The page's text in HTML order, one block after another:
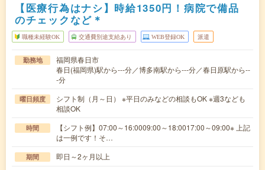
【医療行為はナシ】時給1350円！病院で備品
のチェックなど＊
職種未経験OK 交通費別途支給あり WEB登録OK 派遣
勤務地
福岡県春日市
春日(福岡県)駅から---分／博多南駅から---分／春日原駅から--
-分
曜日頻度
シフト制（月～日） ※平日のみなどの相談もOK ※週3なども
相談OK
時間
【シフト例】07:00～16:0009:00～18:0017:00～09:00※ 上記
は一例です！そ…
期間 即日～2ヶ月以上